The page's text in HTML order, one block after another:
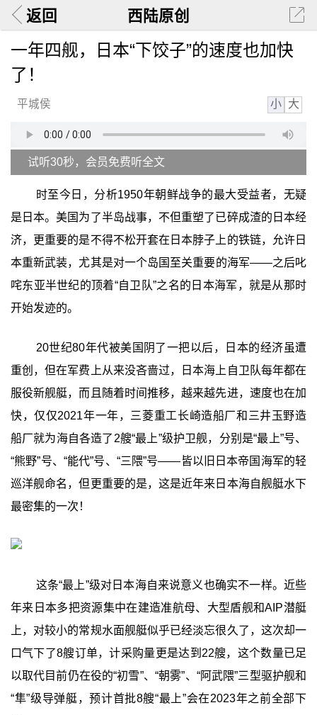
返回 西陆原创
一年四舰，日本“下饺子”的速度也加快
了！
平城侯 小 大
试听30秒，会员免费听全文
时至今日，分析1950年朝鲜战争的最大受益者，无疑
是日本。美国为了半岛战事，不但重塑了已碎成渣的日本经
济，更重要的是不得不松开套在日本脖子上的铁链，允许日
本重新武装，尤其是对一个岛国至关重要的海军——之后叱
咤东亚半世纪的顶着“自卫队”之名的日本海军，就是从那时
开始发迹的。
20世纪80年代被美国阴了一把以后，日本的经济虽遭
重创，但在军费上从来没吝啬过，日本海上自卫队每年都在
服役新舰艇，而且随着时间推移，越来越先进，速度也在加
快，仅仅2021年一年，三菱重工长崎造船厂和三井玉野造
船厂就为海自各造了2艘“最上”级护卫舰，分别是“最上”号、
“熊野”号、“能代”号、“三隈”号——皆以旧日本帝国海军的轻
巡洋舰命名，但更重要的是，这是近年来日本海自舰艇水下
最密集的一次！
这条“最上”级对日本海自来说意义也确实不一样。近些
年来日本多把资源集中在建造准航母、大型盾舰和AIP潜艇
上，对较小的常规水面舰艇似乎已经淡忘很久了，这次却一
口气下了8艘订单，计采购量更是达到22艘，这个数量已足
以取代目前仍在役的“初雪”、“朝雾”、“阿武隈”三型驱护舰和
“隼”级导弹艇，预计首批8艘“最上”会在2023年之前全部下